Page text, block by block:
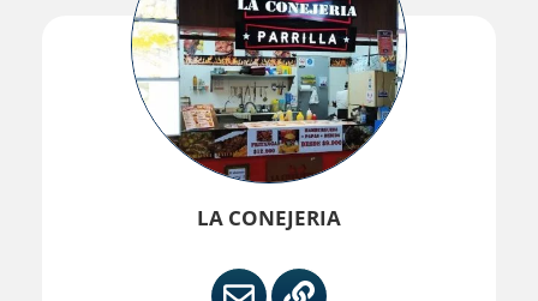
LA CONEJERIA